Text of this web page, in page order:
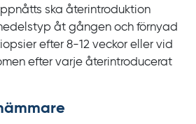
ska återintroduktion
åt gången och förnyad
efter 8‍-‍12 veckor eller vid
efter varje återintroducerat